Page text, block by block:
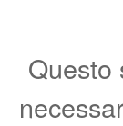
Questo